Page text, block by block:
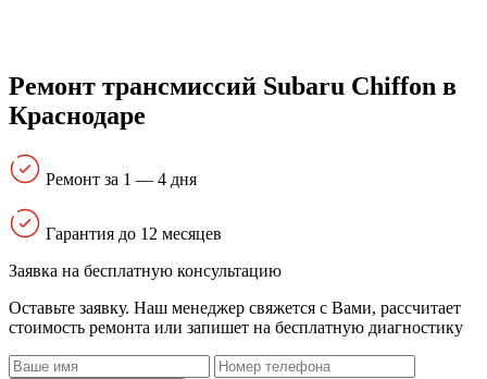
Ремонт трансмиссий Subaru Chiffon в
Краснодаре
Ремонт за 1 — 4 дня
Гарантия до 12 месяцев
Заявка на бесплатную консультацию
Оставьте заявку. Наш менеджер свяжется с Вами, расcчитает
стоимость ремонта или запишет на бесплатную диагностику